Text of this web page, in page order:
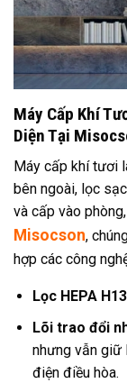
Máy Cấp Khí
Diện Tại
Máy cấp khí tươi
bên ngoài, lọc
và cấp vào
Misocson,
hợp các công
Lọc HEPA
Lõi trao đổi
nhưng vẫn giữ
điện điều hòa.